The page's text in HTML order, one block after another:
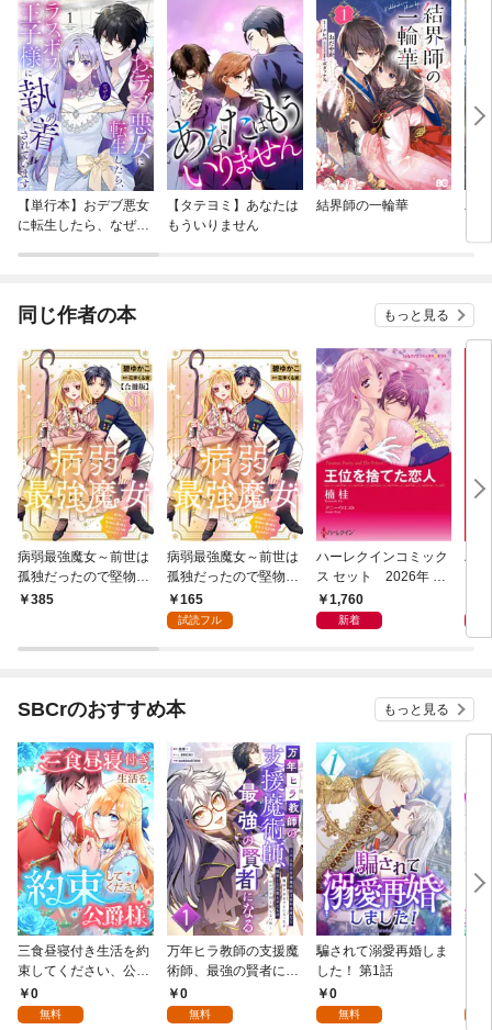
【単行本】おデブ悪女
に転生したら、なぜか
【タテヨミ】あなたは
もういりません
結界師の一輪華
バ
今
同じ作者の本 もっと見る
病弱最強魔女～前世は
孤独だったので堅物公
爵様と幸せ人生計画始
385
病弱最強魔女～前世は
孤独だったので堅物公
爵様と幸せ人生計画始
めます～ 1
165
試読フル
ハーレクインコミック
ス セット 2026年 vo
l.1085
1,760
新着
ハ
SBCrのおすすめ本 もっと見る
三食昼寝付き生活を約
束してください、公爵
様 1話
0
無料
万年ヒラ教師の支援魔
術師、最強の賢者にな
る～不人気の支援魔術
師は給料泥棒だと魔術
0
無料
騙されて溺愛再婚しま
した！ 第1話
0
無料